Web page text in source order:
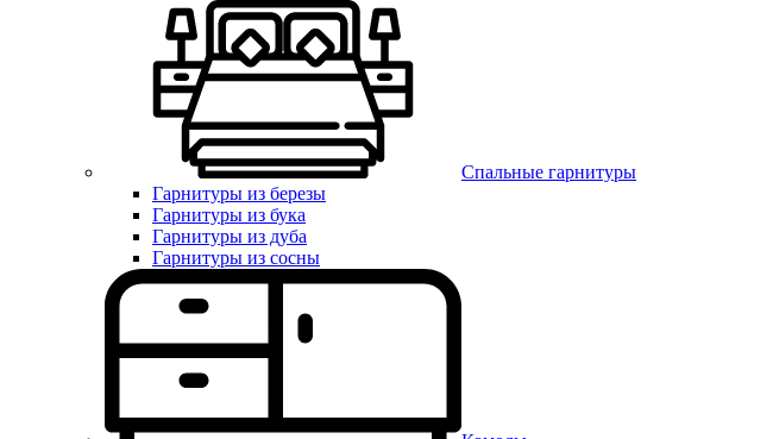
Спальные гарнитуры
Гарнитуры из березы
Гарнитуры из бука
Гарнитуры из дуба
Гарнитуры из сосны